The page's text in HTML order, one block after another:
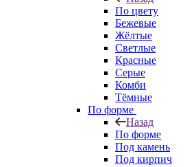
По цвету
Бежевые
Жёлтые
Светлые
Красные
Серые
Комби
Тёмные
По форме
Назад
По форме
Под камень
Под кирпич